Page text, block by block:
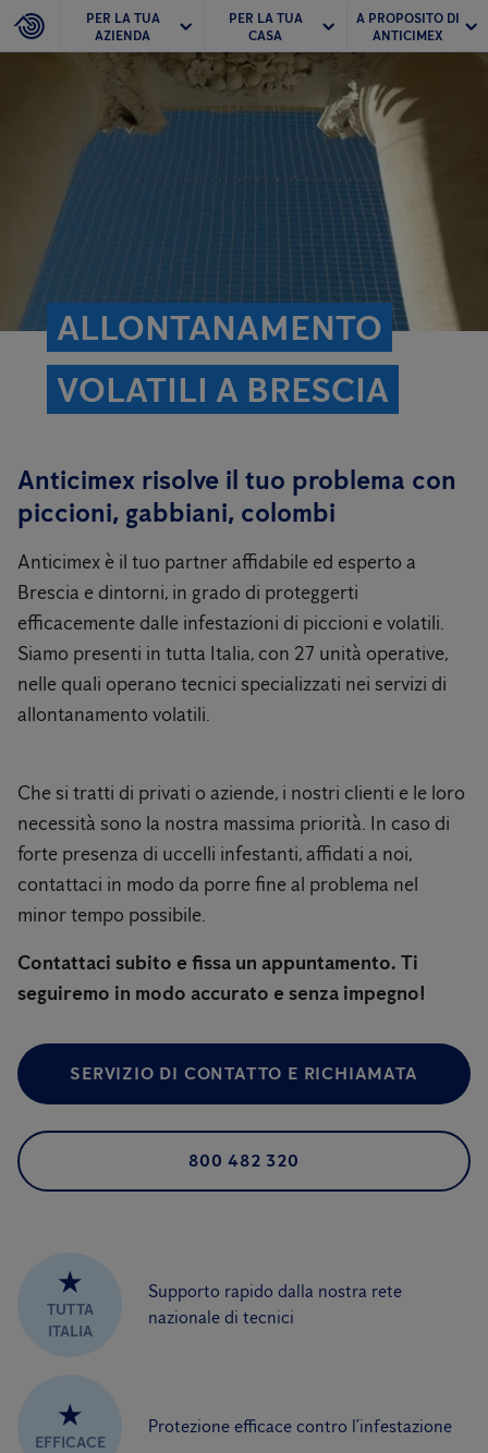
PER LA TUA
AZIENDA
PER LA TUA
CASA
A PROPOSITO DI
ANTICIMEX
ALLONTANAMENTO
VOLATILI A BRESCIA
Anticimex risolve il tuo problema con
piccioni, gabbiani, colombi
Anticimex è il tuo partner affidabile ed esperto a
Brescia e dintorni, in grado di proteggerti
efficacemente dalle infestazioni di piccioni e volatili.
Siamo presenti in tutta Italia, con 27 unità operative,
nelle quali operano tecnici specializzati nei servizi di
allontanamento volatili.
Che si tratti di privati ​​o aziende, i nostri clienti e le loro
necessità sono la nostra massima priorità. In caso di
forte presenza di uccelli infestanti, affidati a noi,
contattaci in modo da porre fine al problema nel
minor tempo possibile.
Contattaci subito e fissa un appuntamento. Ti
seguiremo in modo accurato e senza impegno!
SERVIZIO DI CONTATTO E RICHIAMATA
800 482 320
★
TUTTA
ITALIA
Supporto rapido dalla nostra rete
nazionale di tecnici
★
EFFICACE
Protezione efficace contro l’infestazione